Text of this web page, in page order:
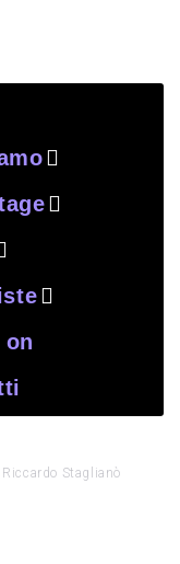
on
Staglianò